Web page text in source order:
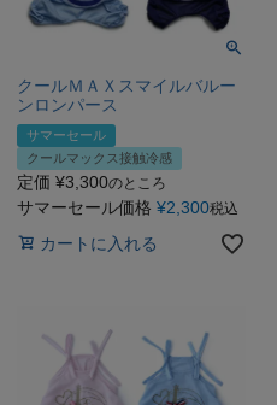
クールＭＡＸスマイルバルー
ンロンパース
サマーセール
クールマックス接触冷感
定価 ¥3,300のところ
サマーセール価格 ¥2,300税込
カートに入れる